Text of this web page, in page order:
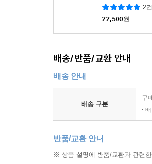
2건
22,500원
배송/반품/교환 안내
배송 안내
배송 구분
구
배
반품/교환 안내
※ 상품 설명에 반품/교환과 관련